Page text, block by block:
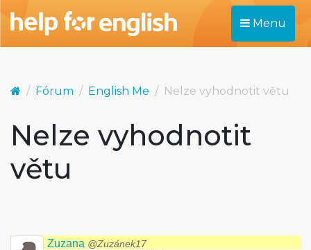
Menu
Fórum English Me Nelze vyhodnotit větu
Nelze vyhodnotit
větu
Zuzana @Zuzánek17